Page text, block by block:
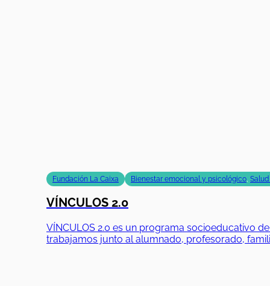
Fundación La Caixa Bienestar emocional y psicológico,
VÍNCULOS 2.0
VÍNCULOS 2.0 es un programa socioeducativo
trabajamos junto al alumnado, profesorado,